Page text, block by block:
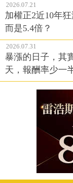
2026.07.21
加權正2近10年
而是5.4倍？
2026.07.31
暴漲的日子，其
天，報酬率少一